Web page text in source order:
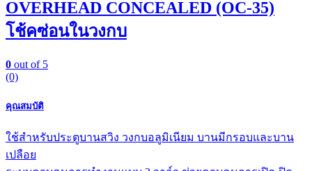
OVERHEAD CONCEALED (OC-35)
โช้คซ่อนในวงกบ
0 out of 5
(0)
คุณสมบัติ
ใช้สำหรับประตูบานสวิง วงกบอลูมิเนียม บานมีกรอบและบาน
เปลือย